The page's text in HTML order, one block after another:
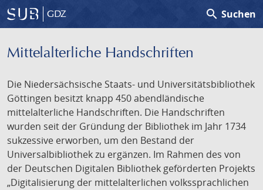
GDZ search Suchen
Mittelalterliche Handschriften
Die Niedersächsische Staats- und Universitätsbibliothek
Göttingen besitzt knapp 450 abendländische
mittelalterliche Handschriften. Die Handschriften
wurden seit der Gründung der Bibliothek im Jahr 1734
sukzessive erworben, um den Bestand der
Universalbibliothek zu ergänzen. Im Rahmen des von
der Deutschen Digitalen Bibliothek geförderten Projekts
„Digitalisierung der mittelalterlichen volkssprachlichen